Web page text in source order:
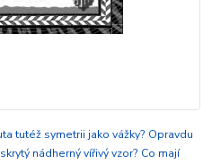
tutéž symetrii jako vážky? Opravdu
nádherný vířivý vzor? Co mají